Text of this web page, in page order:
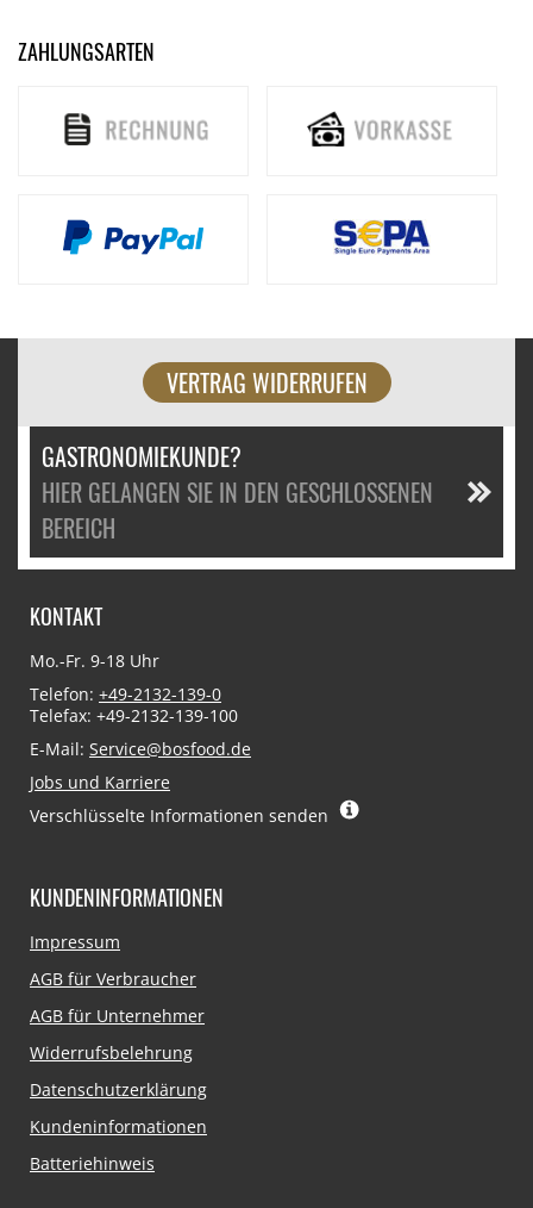
ZAHLUNGSARTEN
VERTRAG WIDERRUFEN
GASTRONOMIEKUNDE?
HIER GELANGEN SIE IN DEN GESCHLOSSENEN
BEREICH
KONTAKT
Mo.-Fr. 9-18 Uhr
Telefon: +49-2132-139-0
Telefax: +49-2132-139-100
E-Mail: Service@bosfood.de
Jobs und Karriere
Verschlüsselte Informationen senden
KUNDENINFORMATIONEN
Navigation
Impressum
AGB für Verbraucher
AGB für Unternehmer
Widerrufsbelehrung
Datenschutzerklärung
Kundeninformationen
Batteriehinweis